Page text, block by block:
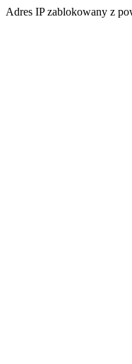
Adres IP zablokowany z